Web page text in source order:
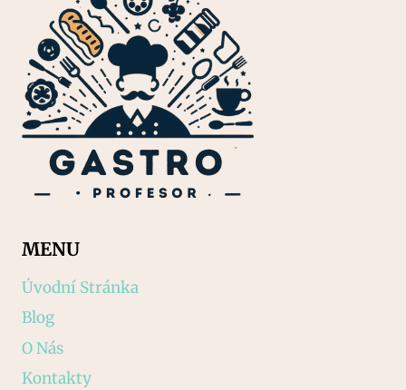
MENU
Úvodní Stránka
Blog
O Nás
Kontakty